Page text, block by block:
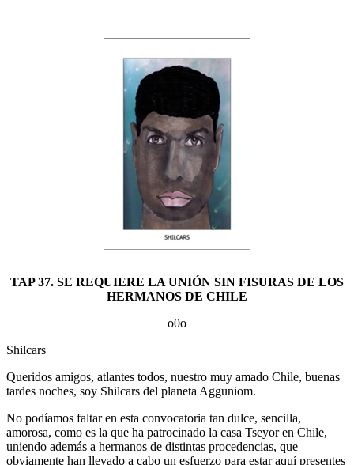
TAP 37. SE REQUIERE LA UNIÓN SIN FISURAS DE LOS
HERMANOS DE CHILE
o0o
Shilcars
Queridos amigos, atlantes todos, nuestro muy amado Chile, buenas
tardes noches, soy Shilcars del planeta Agguniom.
No podíamos faltar en esta convocatoria tan dulce, sencilla,
amorosa, como es la que ha patrocinado la casa Tseyor en Chile,
uniendo además a hermanos de distintas procedencias, que
obviamente han llevado a cabo un esfuerzo para estar aquí presentes